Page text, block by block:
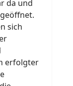
da und
sich
erfolgter